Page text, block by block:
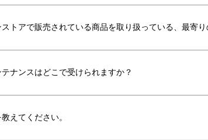
トアで販売されている商品を取り扱っている、最寄
ナンスはどこで受けられますか？
えてください。